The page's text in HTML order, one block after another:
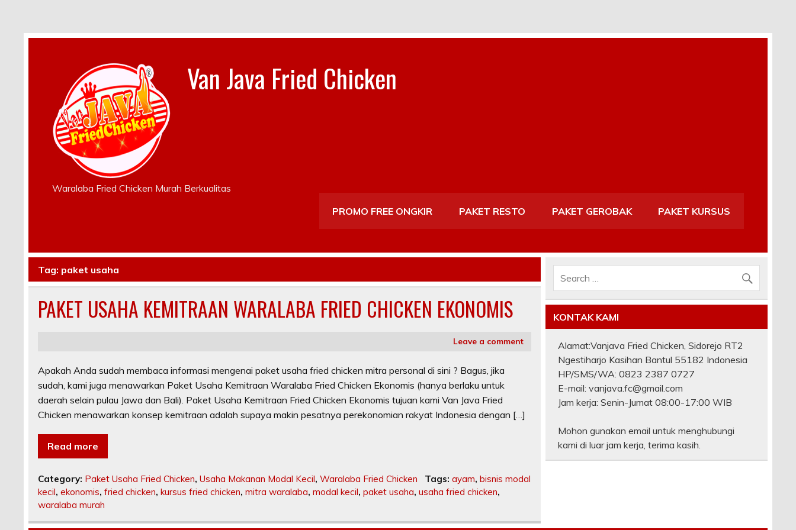
Van Java Fried Chicken
Waralaba Fried Chicken Murah Berkualitas
PROMO FREE ONGKIR
PAKET RESTO PAKET GEROBAK PAKET KURSUS
Tag: paket usaha
PAKET USAHA KEMITRAAN WARALABA FRIED CHICKEN EKONOMIS
Leave a comment
Apakah Anda sudah membaca informasi mengenai paket usaha fried chicken mitra personal di sini ? Bagus, jika
sudah, kami juga menawarkan Paket Usaha Kemitraan Waralaba Fried Chicken Ekonomis (hanya berlaku untuk
daerah selain pulau Jawa dan Bali). Paket Usaha Kemitraan Fried Chicken Ekonomis tujuan kami Van Java Fried
Chicken menawarkan konsep kemitraan adalah supaya makin pesatnya perekonomian rakyat Indonesia dengan […]
Read more
Category: Paket Usaha Fried Chicken,Usaha Makanan Modal Kecil,Waralaba Fried Chicken Tags: ayam, bisnis modal
kecil,ekonomis,fried chicken,kursus fried chicken,mitra waralaba,modal kecil,paket usaha,usaha fried chicken,
waralaba murah
KONTAK KAMI
Alamat:Vanjava Fried Chicken, Sidorejo RT2
Ngestiharjo Kasihan Bantul 55182 Indonesia
HP/SMS/WA: 0823 2387 0727
E-mail: vanjava.fc@gmail.com
Jam kerja: Senin-Jumat 08:00-17:00 WIB
Mohon gunakan email untuk menghubungi
kami di luar jam kerja, terima kasih.